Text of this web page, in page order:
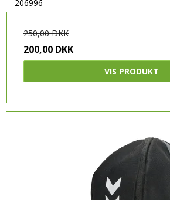
206996
250,00 DKK
200,00 DKK
VIS PRODUKT